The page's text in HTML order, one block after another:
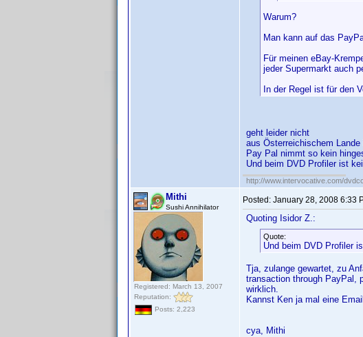
Warum?
Man kann auf das
Für meinen eBay-
jeder Supermarkt auch
In der Regel ist für den
geht leider nicht
aus Österreichischem
Pay Pal nimmt so kein
Und beim DVD Profiler ist
http://www.intervocative.com/
Mithi
Sushi Annihilator
Registered: March 13, 2007
Reputation:
Posts: 2,223
Posted: January 28, 2008 6:33
Quoting Isidor Z.:
Quote:
Und beim DVD Profiler
Tja, zulange gewartet, zu
transaction through PayPal,
wirklich.
Kannst Ken ja mal eine
cya, Mithi